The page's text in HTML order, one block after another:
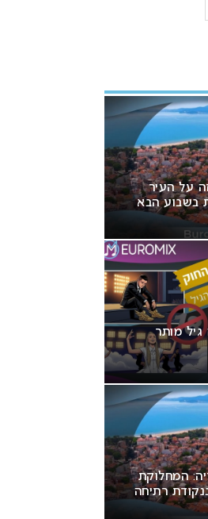
ההכרזה על העיר
בשבוע הבא
מותר
בבולגריה: המחלוקת
רתיחה